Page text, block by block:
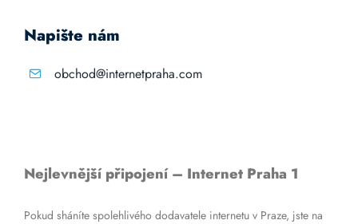
Napište nám
obchod@internetpraha.com
Nejlevnější připojení – Internet Praha 1
Pokud sháníte spolehlivého dodavatele internetu v Praze, jste na